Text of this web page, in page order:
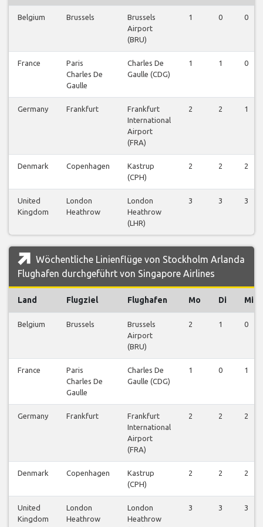
Belgium Brussels
Brussels
Airport
(BRU)
1 0 0
France
Paris
Charles De
Gaulle
Charles De
Gaulle (CDG)
1 1 0
Germany Frankfurt
Frankfurt
International
Airport
(FRA)
2 2 1
Denmark Copenhagen
Kastrup
(CPH)
2 2 2
United
Kingdom
London
Heathrow
London
Heathrow
(LHR)
3 3 3
Wöchentliche Linienflüge von Stockholm Arlanda
Flughafen durchgeführt von Singapore Airlines
Land Flugziel Flughafen Mo Di Mi
Belgium Brussels
Brussels
Airport
(BRU)
2 1 0
France
Paris
Charles De
Gaulle
Charles De
Gaulle (CDG)
1 0 1
Germany Frankfurt
Frankfurt
International
Airport
(FRA)
2 2 2
Denmark Copenhagen
Kastrup
(CPH)
2 2 2
United
Kingdom
London
Heathrow
London
Heathrow
3 3 3